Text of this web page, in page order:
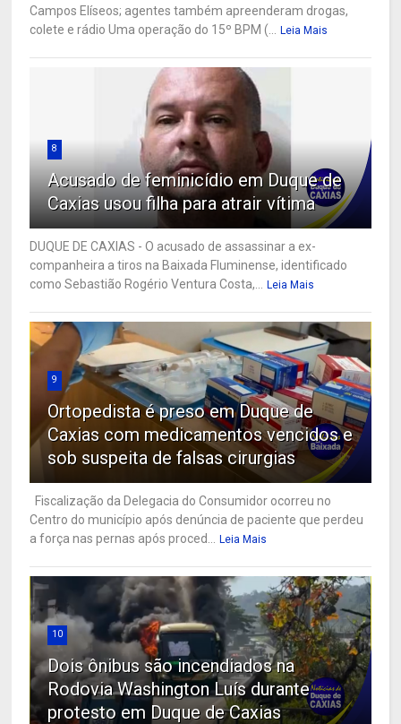
Campos Elíseos; agentes também apreenderam drogas,
colete e rádio Uma operação do 15º BPM (...
Leia Mais
8
Acusado de feminicídio em Duque de
Caxias usou filha para atrair vítima
DUQUE DE CAXIAS - O acusado de assassinar a ex-
companheira a tiros na Baixada Fluminense, identificado
como Sebastião Rogério Ventura Costa,...
Leia Mais
9
Ortopedista é preso em Duque de
Caxias com medicamentos vencidos e
sob suspeita de falsas cirurgias
Fiscalização da Delegacia do Consumidor ocorreu no
Centro do município após denúncia de paciente que perdeu
a força nas pernas após proced...
Leia Mais
10
Dois ônibus são incendiados na
Rodovia Washington Luís durante
protesto em Duque de Caxias